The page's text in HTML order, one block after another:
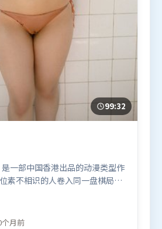
99:32
一部中国香港出品的动漫类型作
素不相识的人卷入同一盘棋局，
。摄影与美术共同营造出强烈地
。由阿彼尔邦执导，章子怡、杨
、阿米尔·汗等联袂出演。影片
个月前